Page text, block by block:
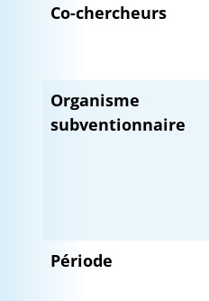
Co-chercheurs
Organisme
subventionnaire
Période